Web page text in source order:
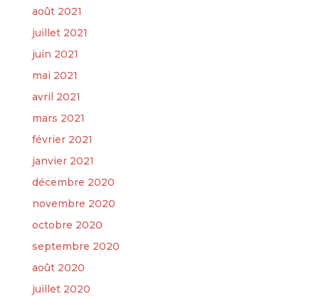
août 2021
juillet 2021
juin 2021
mai 2021
avril 2021
mars 2021
février 2021
janvier 2021
décembre 2020
novembre 2020
octobre 2020
septembre 2020
août 2020
juillet 2020